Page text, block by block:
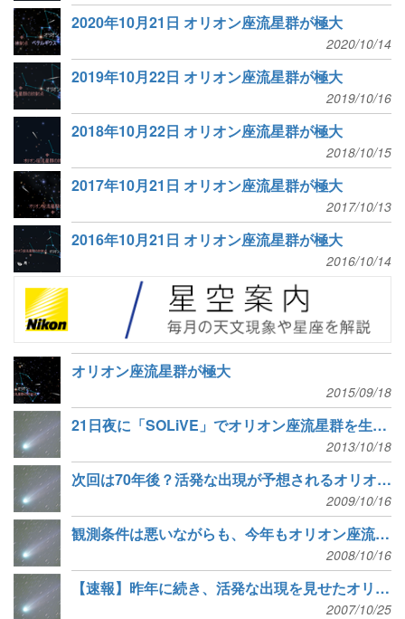
2020年10月21日 オリオン座流星群が極大
2020/10/14
2019年10月22日 オリオン座流星群が極大
2019/10/16
2018年10月22日 オリオン座流星群が極大
2018/10/15
2017年10月21日 オリオン座流星群が極大
2017/10/13
2016年10月21日 オリオン座流星群が極大
2016/10/14
オリオン座流星群が極大
2015/09/18
21日夜に「SOLiVE」でオリオン座流星群を生中継
2013/10/18
次回は70年後？活発な出現が予想されるオリオン座流星群
2009/10/16
観測条件は悪いながらも、今年もオリオン座流星群に要注意
2008/10/16
【速報】昨年に続き、活発な出現を見せたオリオン座流星群
2007/10/25